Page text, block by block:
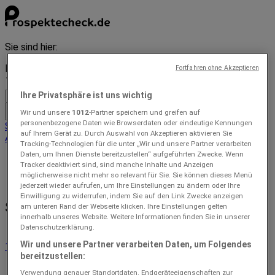
Sie sind hier:
Berlin - 10178
Alle
SchnäppchenSupermärkteMöbelhäuserKleidung, Schuhe und
AccessoiresElektromärkteDrogerien und Parfümerie
Prospecto »
Städte-Index
Städte
1 345
177
Ihre Privatsphäre ist uns wichtig
Wir und unsere 1012-Partner speichern und greifen auf
personenbezogene Daten wie Browserdaten oder eindeutige Kennungen
auf Ihrem Gerät zu. Durch Auswahl von Akzeptieren aktivieren Sie
Tracking-Technologien für die unter „Wir und unsere Partner verarbeiten
Daten, um Ihnen Dienste bereitzustellen“ aufgeführten Zwecke. Wenn
Tracker deaktiviert sind, sind manche Inhalte und Anzeigen
möglicherweise nicht mehr so relevant für Sie. Sie können dieses Menü
jederzeit wieder aufrufen, um Ihre Einstellungen zu ändern oder Ihre
Einwilligung zu widerrufen, indem Sie auf den Link Zwecke anzeigen
am unteren Rand der Webseite klicken. Ihre Einstellungen gelten
innerhalb unseres Website. Weitere Informationen finden Sie in unserer
Datenschutzerklärung.
Wir und unsere Partner verarbeiten Daten, um Folgendes
bereitzustellen:
Verwendung genauer Standortdaten. Endgeräteeigenschaften zur
Fortfahren ohne Akzeptieren